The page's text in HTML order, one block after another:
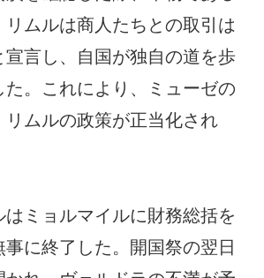
リムルは商人たちとの取引は
宣言し、自国が独自の道を歩
た。これにより、ミューゼの
リムルの政策が正当化され
はミョルマイルに財務総括を
に終了した。開国祭の翌日